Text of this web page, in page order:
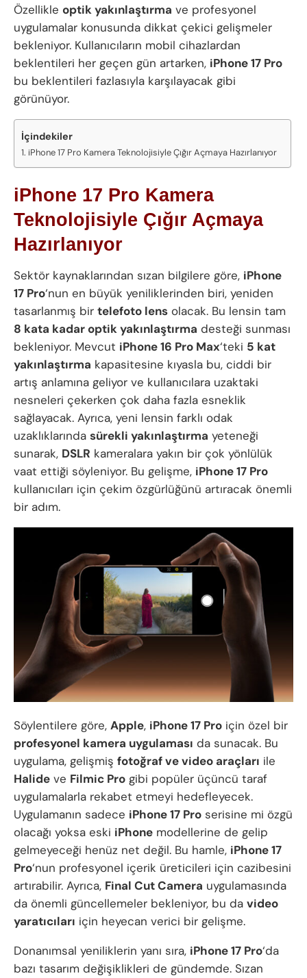
Özellikle optik yakınlaştırma ve profesyonel
uygulamalar konusunda dikkat çekici gelişmeler
bekleniyor. Kullanıcıların mobil cihazlardan
beklentileri her geçen gün artarken, iPhone 17 Pro
bu beklentileri fazlasıyla karşılayacak gibi
görünüyor.
İçindekiler
iPhone 17 Pro Kamera Teknolojisiyle Çığır Açmaya Hazırlanıyor
iPhone 17 Pro Kamera
Teknolojisiyle Çığır Açmaya
Hazırlanıyor
Sektör kaynaklarından sızan bilgilere göre, iPhone
17 Pro‘nun en büyük yeniliklerinden biri, yeniden
tasarlanmış bir telefoto lens olacak. Bu lensin tam
8 kata kadar optik yakınlaştırma desteği sunması
bekleniyor. Mevcut iPhone 16 Pro Max‘teki 5 kat
yakınlaştırma kapasitesine kıyasla bu, ciddi bir
artış anlamına geliyor ve kullanıcılara uzaktaki
nesneleri çekerken çok daha fazla esneklik
sağlayacak. Ayrıca, yeni lensin farklı odak
uzaklıklarında sürekli yakınlaştırma yeteneği
sunarak, DSLR kameralara yakın bir çok yönlülük
vaat ettiği söyleniyor. Bu gelişme, iPhone 17 Pro
kullanıcıları için çekim özgürlüğünü artıracak önemli
bir adım.
Söylentilere göre, Apple, iPhone 17 Pro için özel bir
profesyonel kamera uygulaması da sunacak. Bu
uygulama, gelişmiş fotoğraf ve video araçları ile
Halide ve Filmic Pro gibi popüler üçüncü taraf
uygulamalarla rekabet etmeyi hedefleyecek.
Uygulamanın sadece iPhone 17 Pro serisine mi özgü
olacağı yoksa eski iPhone modellerine de gelip
gelmeyeceği henüz net değil. Bu hamle, iPhone 17
Pro‘nun profesyonel içerik üreticileri için cazibesini
artırabilir. Ayrıca, Final Cut Camera uygulamasında
da önemli güncellemeler bekleniyor, bu da video
yaratıcıları için heyecan verici bir gelişme.
Donanımsal yeniliklerin yanı sıra, iPhone 17 Pro‘da
bazı tasarım değişiklikleri de gündemde. Sızan